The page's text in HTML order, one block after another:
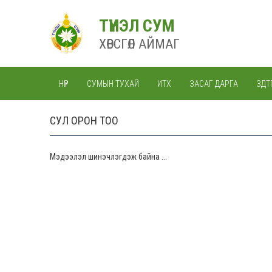
ТҮНЭЛ СУМ
ХӨВСГӨЛ АЙМАГ
НҮҮР СУМЫН ТУХАЙ ИТХ ЗАСАГ ДАРГА
СУЛ ОРОН ТОО
Мэдээлэл шинэчлэгдэж байна ...